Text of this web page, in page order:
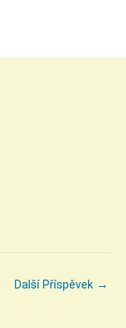
Další Příspěvek →